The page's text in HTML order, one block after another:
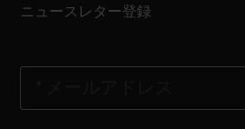
ニュースレター登録